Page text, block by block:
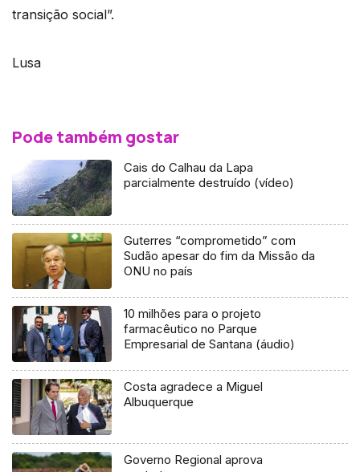
transição social”.
Lusa
Pode também gostar
Cais do Calhau da Lapa
parcialmente destruído (vídeo)
Guterres “comprometido” com
Sudão apesar do fim da Missão da
ONU no país
10 milhões para o projeto
farmacêutico no Parque
Empresarial de Santana (áudio)
Costa agradece a Miguel
Albuquerque
Governo Regional aprova